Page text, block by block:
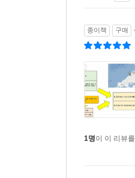
종이책 구매
1명이 이 리뷰